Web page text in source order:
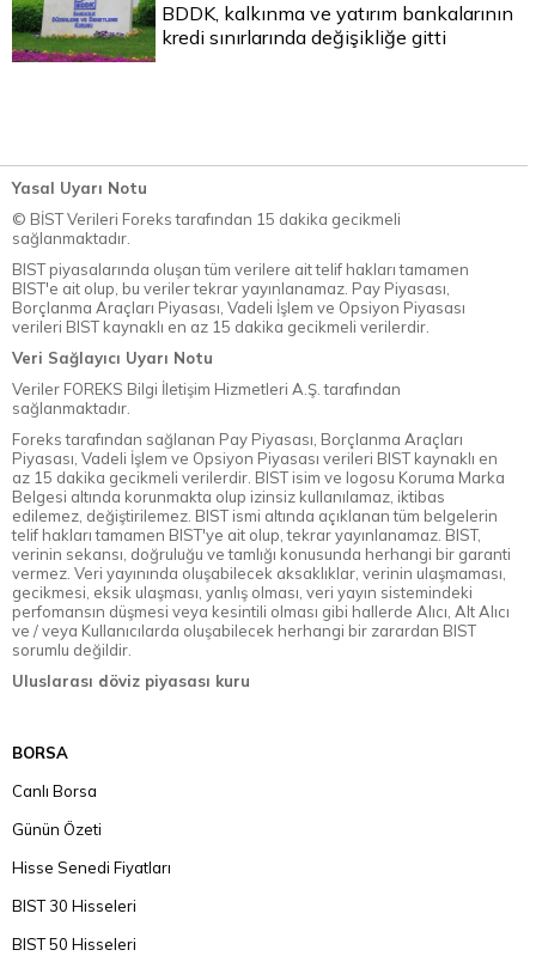
BDDK, kalkınma ve yatırım bankalarının
kredi sınırlarında değişikliğe gitti
Yasal Uyarı Notu
© BİST Verileri Foreks tarafından 15 dakika gecikmeli
sağlanmaktadır.
BIST piyasalarında oluşan tüm verilere ait telif hakları tamamen
BIST'e ait olup, bu veriler tekrar yayınlanamaz. Pay Piyasası,
Borçlanma Araçları Piyasası, Vadeli İşlem ve Opsiyon Piyasası
verileri BIST kaynaklı en az 15 dakika gecikmeli verilerdir.
Veri Sağlayıcı Uyarı Notu
Veriler FOREKS Bilgi İletişim Hizmetleri A.Ş. tarafından
sağlanmaktadır.
Foreks tarafından sağlanan Pay Piyasası, Borçlanma Araçları
Piyasası, Vadeli İşlem ve Opsiyon Piyasası verileri BIST kaynaklı en
az 15 dakika gecikmeli verilerdir. BIST isim ve logosu Koruma Marka
Belgesi altında korunmakta olup izinsiz kullanılamaz, iktibas
edilemez, değiştirilemez. BIST ismi altında açıklanan tüm belgelerin
telif hakları tamamen BIST'ye ait olup, tekrar yayınlanamaz. BIST,
verinin sekansı, doğruluğu ve tamlığı konusunda herhangi bir garanti
vermez. Veri yayınında oluşabilecek aksaklıklar, verinin ulaşmaması,
gecikmesi, eksik ulaşması, yanlış olması, veri yayın sistemindeki
perfomansın düşmesi veya kesintili olması gibi hallerde Alıcı, Alt Alıcı
ve / veya Kullanıcılarda oluşabilecek herhangi bir zarardan BIST
sorumlu değildir.
Uluslarası döviz piyasası kuru
BORSA
Canlı Borsa
Günün Özeti
Hisse Senedi Fiyatları
BIST 30 Hisseleri
BIST 50 Hisseleri